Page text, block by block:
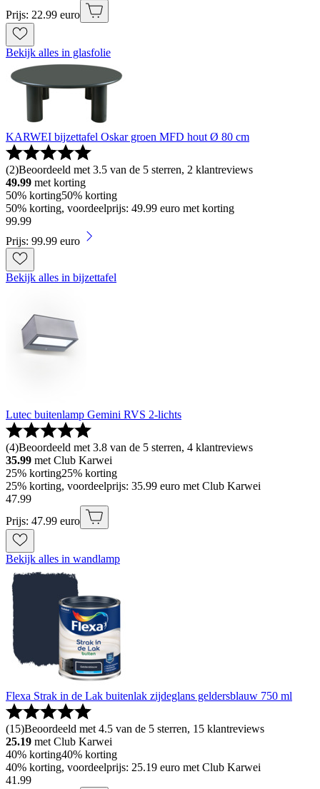
Prijs: 22.99 euro
Bekijk alles in glasfolie
KARWEI bijzettafel Oskar groen MFD hout Ø 80 cm
(2)Beoordeeld met 3.5 van de 5 sterren, 2 klantreviews
49.99 met korting
50% korting50% korting
50% korting, voordeelprijs: 49.99 euro met korting
99.99
Prijs: 99.99 euro
Bekijk alles in bijzettafel
Lutec buitenlamp Gemini RVS 2-lichts
(4)Beoordeeld met 3.8 van de 5 sterren, 4 klantreviews
35.99 met Club Karwei
25% korting25% korting
25% korting, voordeelprijs: 35.99 euro met Club Karwei
47.99
Prijs: 47.99 euro
Bekijk alles in wandlamp
Flexa Strak in de Lak buitenlak zijdeglans geldersblauw 750 ml
(15)Beoordeeld met 4.5 van de 5 sterren, 15 klantreviews
25.19 met Club Karwei
40% korting40% korting
40% korting, voordeelprijs: 25.19 euro met Club Karwei
41 .99